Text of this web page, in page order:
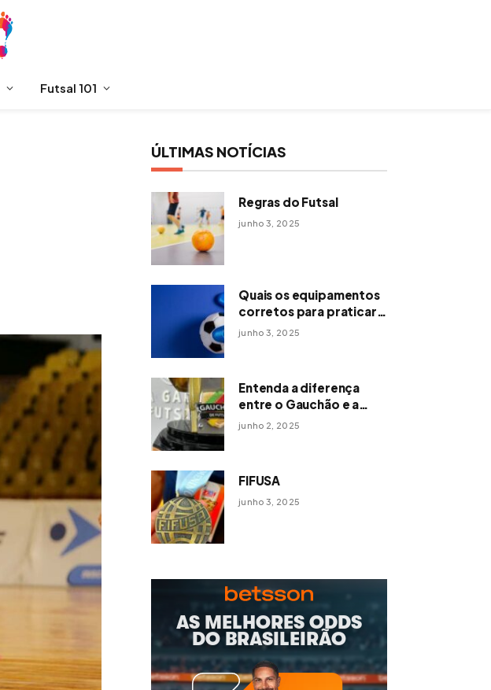
Futsal 101
ÚLTIMAS NOTÍCIAS
Regras do Futsal
junho 3, 2025
Quais os equipamentos
corretos para praticar
futsal?
junho 3, 2025
Entenda a diferença
entre o Gauchão e a
Série Ouro de Futsal
junho 2, 2025
FIFUSA
junho 3, 2025